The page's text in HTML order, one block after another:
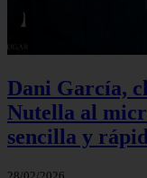
Dani García,
Nutella al
sencilla y